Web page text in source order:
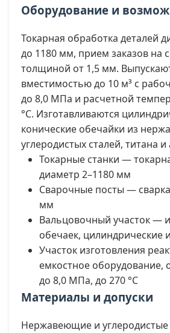
Оборудование и
Токарная обработка деталей
до 1180 мм, прием заказов на
толщиной от 1,5 мм.
вместимостью до 10 м³ с
до 8,0 МПа и расчетной
°С. Изготавливаются
конические обечайки из
углеродистых сталей, титана
Токарные станки —
диаметр 2–1180 мм
Сварочные посты —
мм
Вальцовочный участок —
обечаек, цилиндрические
Участок изготовления
емкостное оборудование,
до 8,0 МПа, до 270 °С
Материалы и допуски
Нержавеющие и углеродистые